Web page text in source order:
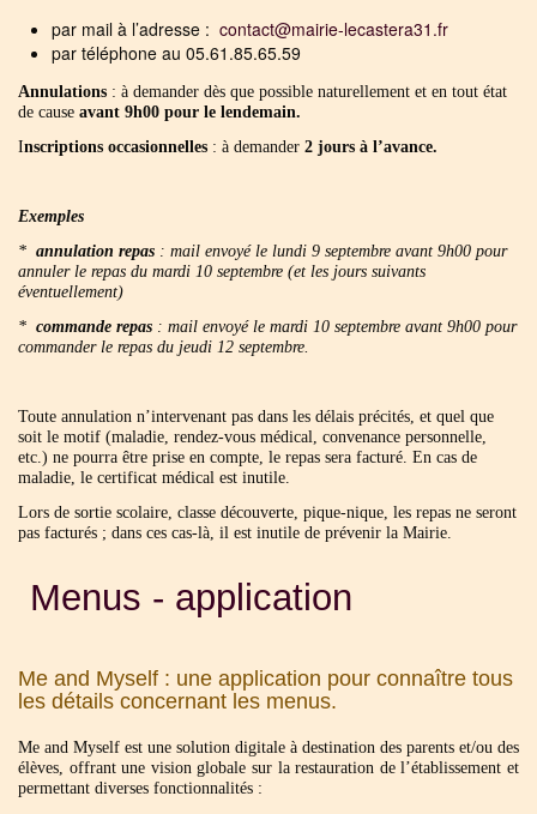
par mail à l’adresse : contact@mairie-lecastera31.fr
par téléphone au 05.61.85.65.59
Annulations : à demander dès que possible naturellement et en tout état
de cause avant 9h00 pour le lendemain.
Inscriptions occasionnelles : à demander 2 jours à l’avance.
Exemples
* annulation repas : mail envoyé le lundi 9 septembre avant 9h00 pour
annuler le repas du mardi 10 septembre (et les jours suivants
éventuellement)
* commande repas : mail envoyé le mardi 10 septembre avant 9h00 pour
commander le repas du jeudi 12 septembre.
Toute annulation n’intervenant pas dans les délais précités, et quel que
soit le motif (maladie, rendez-vous médical, convenance personnelle,
etc.) ne pourra être prise en compte, le repas sera facturé. En cas de
maladie, le certificat médical est inutile.
Lors de sortie scolaire, classe découverte, pique-nique, les repas ne seront
pas facturés ; dans ces cas-là, il est inutile de prévenir la Mairie.
Menus - application
Me and Myself : une application pour connaître tous
les détails concernant les menus.
Me and Myself est une solution digitale à destination des parents et/ou des
élèves, offrant une vision globale sur la restauration de l’établissement et
permettant diverses fonctionnalités :